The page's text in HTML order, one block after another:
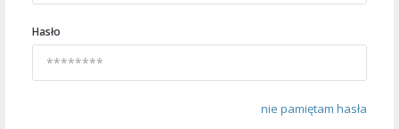
Hasło
nie pamiętam hasła